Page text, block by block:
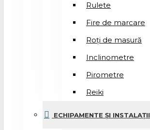
Rulete
Fire de marcare
Roți de masură
Inclinometre
Pirometre
Reiki
ECHIPAMENTE ȘI INSTALAȚII